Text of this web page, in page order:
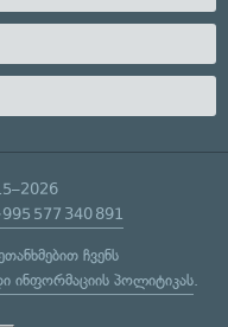
577 340 891
ჩვენს
ინფორმაციის პოლიტიკას.